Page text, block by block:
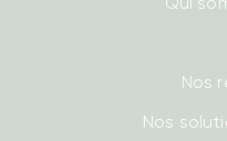
Nos
Nos